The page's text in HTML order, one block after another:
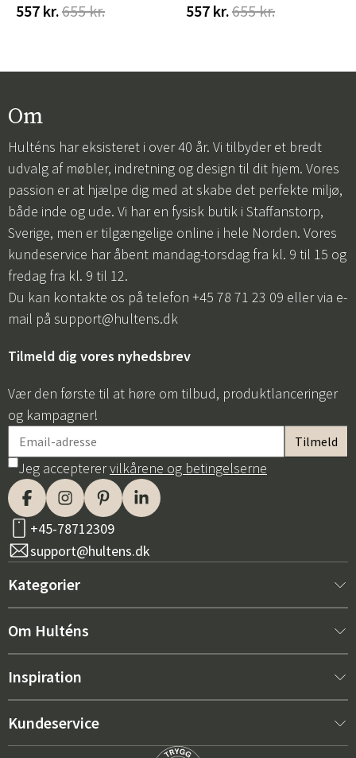
557 kr.655 kr. 557 kr.655 kr.
Om
Hulténs har eksisteret i over 40 år. Vi tilbyder et bredt
udvalg af møbler, indretning og design til dit hjem. Vores
passion er at hjælpe dig med at skabe det perfekte miljø,
både inde og ude. Vi har en fysisk butik i Staffanstorp,
Sverige, men er tilgængelige online i hele Norden. Vores
kundeservice har åbent mandag-torsdag fra kl. 9 til 15 og
fredag fra kl. 9 til 12.
Du kan kontakte os på telefon +45 78 71 23 09 eller via e-
mail på support@hultens.dk
Tilmeld dig vores nyhedsbrev
Vær den første til at høre om tilbud, produktlanceringer
og kampagner!
Jeg accepterervilkårene og betingelserne
+45-78712309
support@hultens.dk
Kategorier
Nyt hos os
Indretning
Om Hulténs
Om Hulténs
Salgsafdeling
Inspiration
Bestsellere
Kundeservice